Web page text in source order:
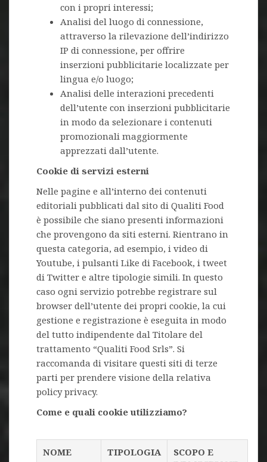
con i propri interessi;
Analisi del luogo di connessione,
attraverso la rilevazione dell’indirizzo
IP di connessione, per offrire
inserzioni pubblicitarie localizzate per
lingua e/o luogo;
Analisi delle interazioni precedenti
dell’utente con inserzioni pubblicitarie
in modo da selezionare i contenuti
promozionali maggiormente
apprezzati dall’utente.
Cookie di servizi esterni
Nelle pagine e all’interno dei contenuti
editoriali pubblicati dal sito di Qualiti Food
è possibile che siano presenti informazioni
che provengono da siti esterni. Rientrano in
questa categoria, ad esempio, i video di
Youtube, i pulsanti Like di Facebook, i tweet
di Twitter e altre tipologie simili. In questo
caso ogni servizio potrebbe registrare sul
browser dell’utente dei propri cookie, la cui
gestione e registrazione è eseguita in modo
del tutto indipendente dal Titolare del
trattamento “Qualiti Food Srls”. Si
raccomanda di visitare questi siti di terze
parti per prendere visione della relativa
policy privacy.
Come e quali cookie utilizziamo?
NOME TIPOLOGIA
SCOPO E